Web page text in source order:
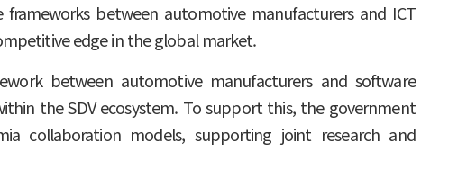
between automotive manufacturers and ICT
edge in the global market.
between automotive manufacturers and software
the SDV ecosystem. To support this, the government
collaboration models, supporting joint research and